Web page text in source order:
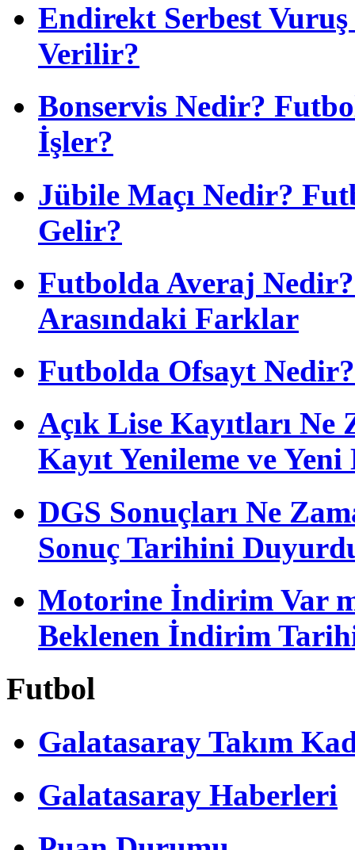
Endirekt Serbest
Verilir?
Bonservis Nedir?
İşler?
Jübile Maçı Nedir?
Gelir?
Futbolda Averaj
Arasındaki Farklar
Futbolda Ofsayt
Açık Lise Kayıtları Ne
Kayıt Yenileme ve
DGS Sonuçları Ne
Sonuç Tarihini
Motorine İndirim Var
Beklenen İndirim
Futbol
Galatasaray Takım
Galatasaray Haberleri